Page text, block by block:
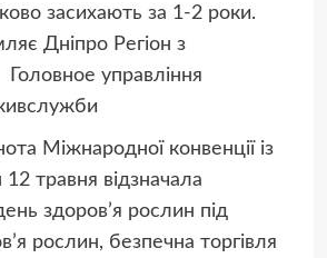
засихають за 1-2 роки.
Дніпро Регіон з
управління
Міжнародної конвенції із
травня відзначала
здоров’я рослин під
рослин, безпечна торгівля